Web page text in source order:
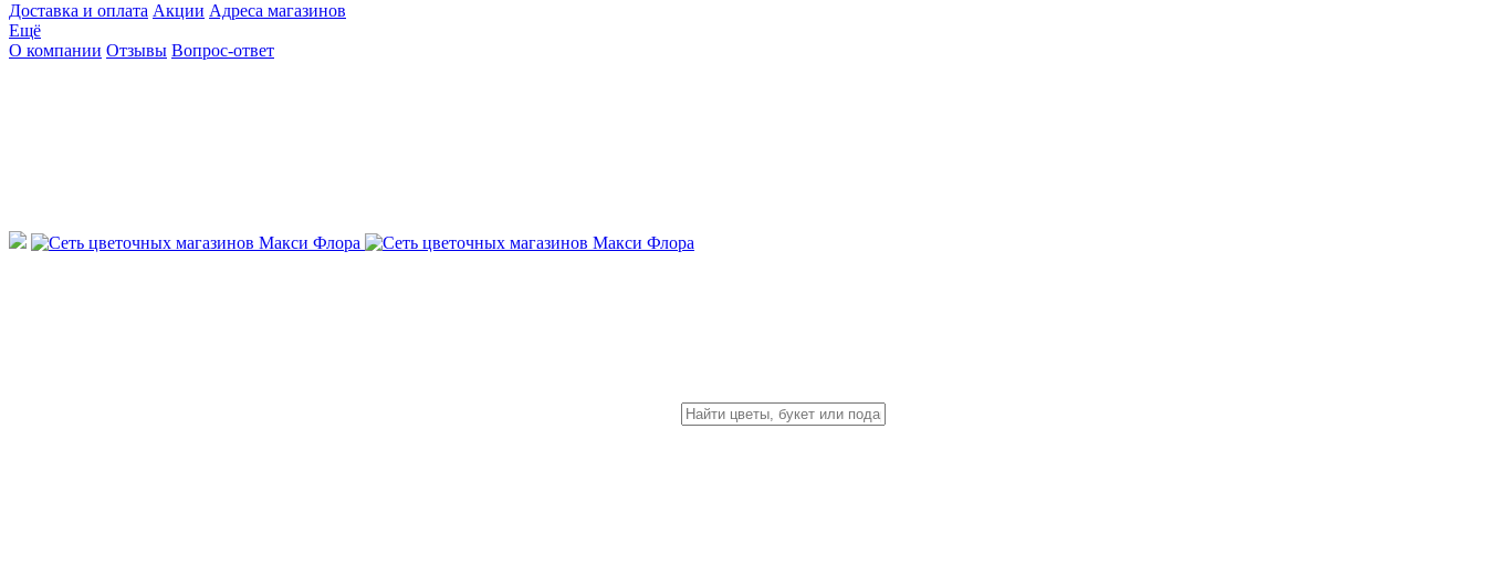
Доставка и оплата Акции Адреса магазинов
Ещё
О компании Отзывы Вопрос-ответ